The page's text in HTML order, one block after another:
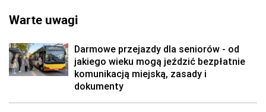
Warte uwagi
Darmowe przejazdy dla seniorów - od
jakiego wieku mogą jeździć bezpłatnie
komunikacją miejską, zasady i
dokumenty